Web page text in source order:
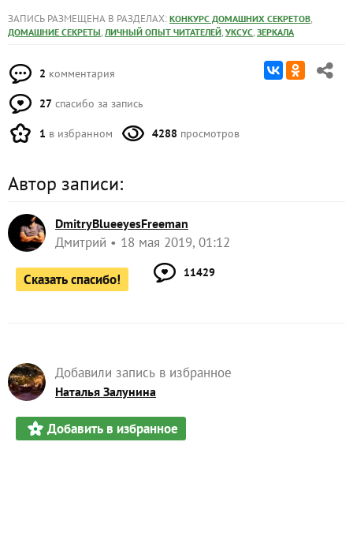
ЗАПИСЬ РАЗМЕЩЕНА В РАЗДЕЛАХ: КОНКУРС ДОМАШНИХ СЕКРЕТОВ,
ДОМАШНИЕ СЕКРЕТЫ, ЛИЧНЫЙ ОПЫТ ЧИТАТЕЛЕЙ, УКСУС, ЗЕРКАЛА
2 комментария
27 спасибо за запись
1 в избранном 4288 просмотров
Автор записи:
DmitryBlueeyesFreeman
Дмитрий 18 мая 2019, 01:12
Сказать спасибо! 11429
Добавили запись в избранное
Наталья Залунина
Добавить в избранное